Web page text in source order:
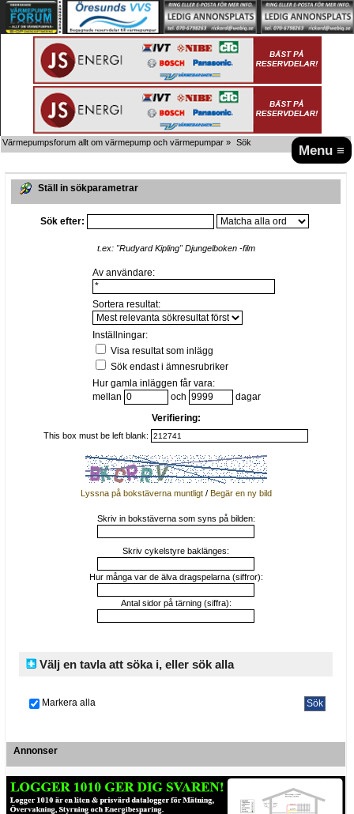
Menu ≡
Värmepumpsforum allt om värmepump och värmepumpar » Sök
Ställ in sökparametrar
Sök efter:
t.ex:"Rudyard Kipling" Djungelboken -film
Av användare:
Sortera resultat:
Inställningar:
Visa resultat som inlägg
Sök endast i ämnesrubriker
Hur gamla inläggen får vara:
mellan
och
dagar
Verifiering:
This box must be left blank:
Lyssna på bokstäverna muntligt/ Begär en ny bild
Skriv in bokstäverna som syns på bilden:
Skriv cykelstyre baklänges:
Hur många var de älva dragspelarna (siffror):
Antal sidor på tärning (siffra):
Välj en tavla att söka i, eller sök alla
Markera alla
Annonser